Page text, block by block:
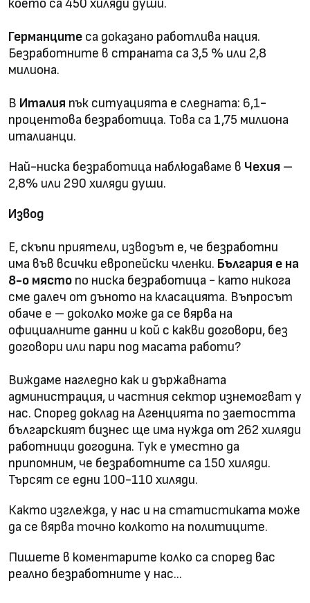
което са 450 хиляди души.
Германците са доказано работлива нация.
Безработните в страната са 3,5 % или 2,8
милиона.
В Италия пък ситуацията е следната: 6,1-
процентова безработица. Това са 1,75 милиона
италианци.
Най-ниска безработица наблюдаваме в Чехия –
2,8% или 290 хиляди души.
Извод
Е, скъпи приятели, изводът е, че безработни
има във всички европейски членки. България е на
8-о място по ниска безработица - като никога
сме далеч от дъното на класацията. Въпросът
обаче е – доколко може да се вярва на
официалните данни и кой с какви договори, без
договори или пари под масата работи?
Виждаме нагледно как и държавната
администрация, и частния сектор изнемогват у
нас. Според доклад на Агенцията по заетостта
българският бизнес ще има нужда от 262 хиляди
работници догодина. Тук е уместно да
припомним, че безработните са 150 хиляди.
Търсят се едни 100-110 хиляди.
Както изглежда, у нас и на статистиката може
да се вярва точно колкото на политиците.
Пишете в коментарите колко са според вас
реално безработните у нас…